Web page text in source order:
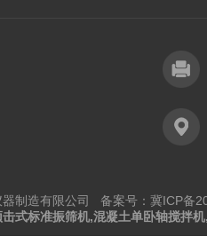
器制造有限公司 备案号：冀ICP备
击式标准振筛机,混凝土单卧轴搅拌机